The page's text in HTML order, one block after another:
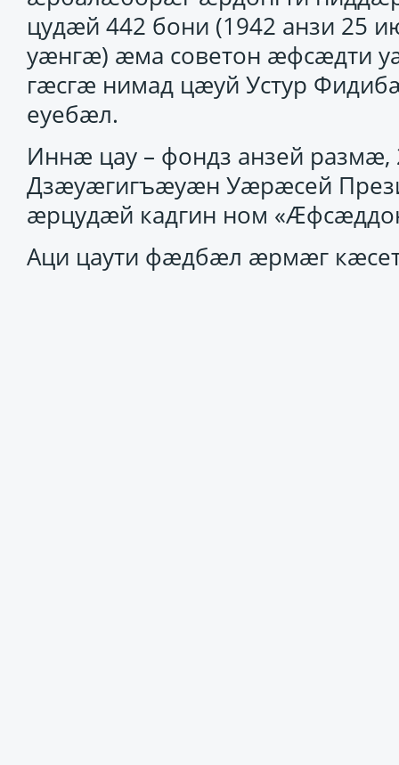
цудæй 442 бони (1942 анзи 25
уæнгæ) æма советон æфсæдти
гæсгæ нимад цæуй Устур
еуебæл.
Иннæ цау – фондз анзей размæ,
Дзæуæгигъæуæн Уæрæсей
æрцудæй кадгин ном
Аци цаути фæдбæл æрмæг